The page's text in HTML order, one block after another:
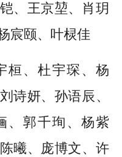
、王京堃、肖玥
宸颐、叶棂佳
桓、杜宇琛、杨
诗妍、孙语辰、
、郭千珣、杨紫
曦、庞博文、许